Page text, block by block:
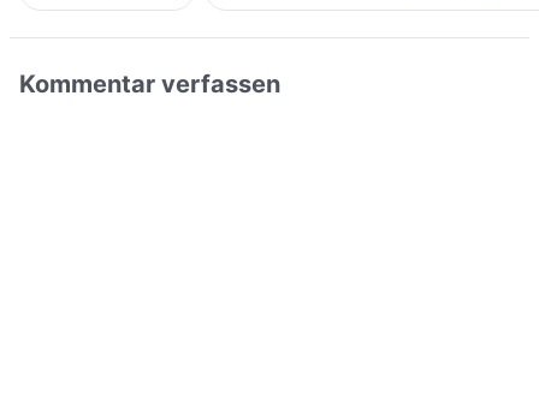
Kommentar verfassen